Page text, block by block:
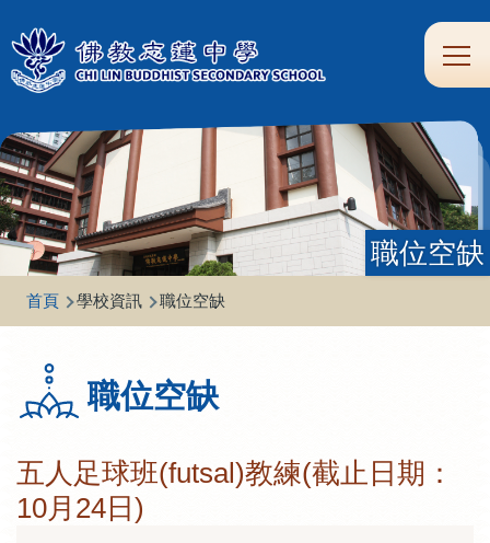
Main
生
涯
劃
家
校
作
校
友
圖
書
園
道
職位空缺
導
航
連
結
首頁 學校資訊 職位空缺
職位空缺
五人足球班(futsal)教練(截止日期：
10月24日)